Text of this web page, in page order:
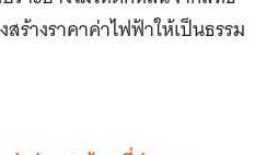
ร้างราคาค่าไฟฟ้าให้เป็นธรรม